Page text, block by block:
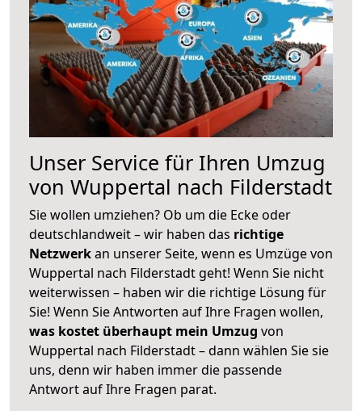
Unser Service für Ihren Umzug
von Wuppertal nach Filderstadt
Sie wollen umziehen? Ob um die Ecke oder
deutschlandweit – wir haben das richtige
Netzwerkan unserer Seite, wenn es Umzüge von
Wuppertal nach Filderstadt geht! Wenn Sie nicht
weiterwissen – haben wir die richtige Lösung für
Sie! Wenn Sie Antworten auf Ihre Fragen wollen,
was kostet überhaupt mein Umzug von
Wuppertal nach Filderstadt – dann wählen Sie sie
uns, denn wir haben immer die passende
Antwort auf Ihre Fragen parat.